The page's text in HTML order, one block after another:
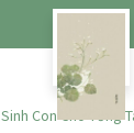
Sinh Con Cho Tổng